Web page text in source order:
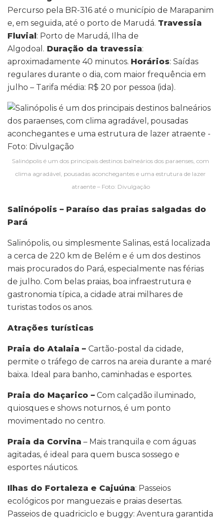
Percurso pela BR-316 até o município de Marapanim
e, em seguida, até o porto de Marudá. Travessia
Fluvial: Porto de Marudá, Ilha de
Algodoal. Duração da travessia:
aproximadamente 40 minutos. Horários: Saídas
regulares durante o dia, com maior frequência em
julho – Tarifa média: R$ 20 por pessoa (ida).
Salinópolis é um dos principais destinos balneários dos paraenses, com
clima agradável, pousadas aconchegantes e uma estrutura de lazer
atraente – Foto: Divulgação
Salinópolis – Paraíso das praias salgadas do
Pará
Salinópolis, ou simplesmente Salinas, está localizada
a cerca de 220 km de Belém e é um dos destinos
mais procurados do Pará, especialmente nas férias
de julho. Com belas praias, boa infraestrutura e
gastronomia típica, a cidade atrai milhares de
turistas todos os anos.
Atrações turísticas
Praia do Atalaia – Cartão-postal da cidade,
permite o tráfego de carros na areia durante a maré
baixa. Ideal para banho, caminhadas e esportes.
Praia do Maçarico – Com calçadão iluminado,
quiosques e shows noturnos, é um ponto
movimentado no centro.
Praia da Corvina – Mais tranquila e com águas
agitadas, é ideal para quem busca sossego e
esportes náuticos.
Ilhas do Fortaleza e Cajuúna: Passeios
ecológicos por manguezais e praias desertas.
Passeios de quadriciclo e buggy: Aventura garantida